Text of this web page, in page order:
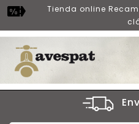
Tienda online